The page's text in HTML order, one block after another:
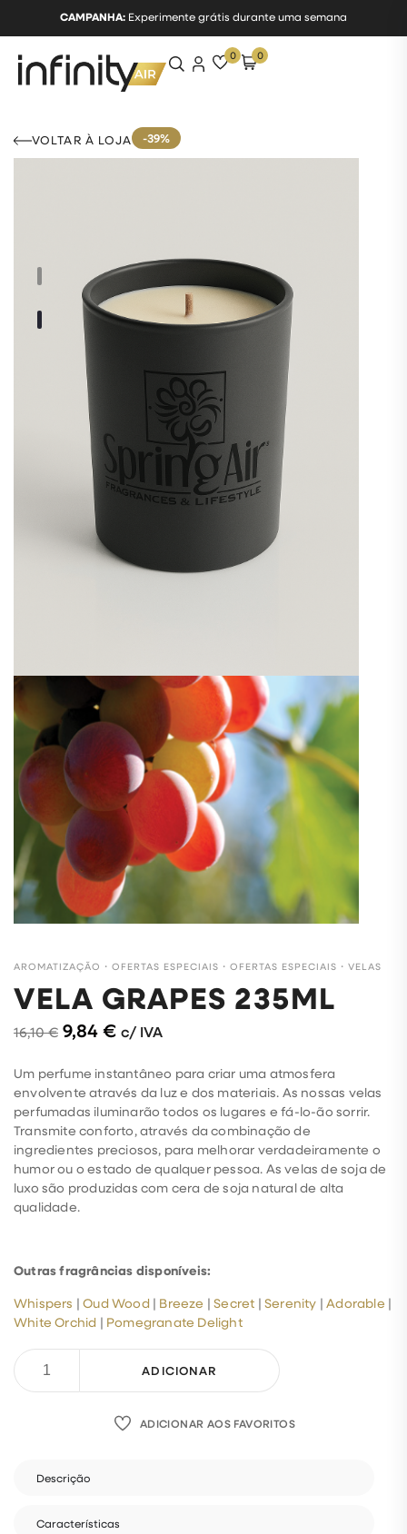
CAMPANHA: Experimente grátis durante uma semana
0 0
VOLTAR À LOJA -39%
AROMATIZAÇÃO ・ OFERTAS ESPECIAIS ・ OFERTAS ESPECIAIS ・ VELAS
VELA GRAPES 235ML
16,10€ 9,84€ c/ IVA
Um perfume instantâneo para criar uma atmosfera
envolvente através da luz e dos materiais. As nossas velas
perfumadas iluminarão todos os lugares e fá-lo-ão sorrir.
Transmite conforto, através da combinação de
ingredientes preciosos, para melhorar verdadeiramente o
humor ou o estado de qualquer pessoa. As velas de soja de
luxo são produzidas com cera de soja natural de alta
qualidade.
Outras fragrâncias disponíveis:
Whispers |Oud Wood | Breeze |Secret |Serenity |Adorable |
White Orchid | Pomegranate Delight
ADICIONAR
ADICIONAR AOS FAVORITOS
Descrição
Características